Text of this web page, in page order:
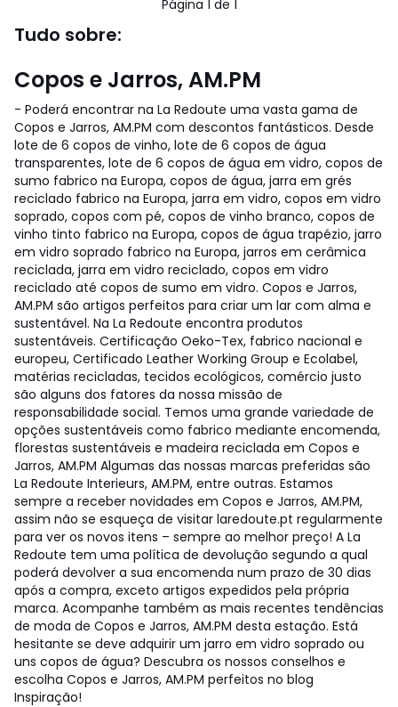
Página 1 de 1
Tudo sobre:
Copos e Jarros, AM.PM
- Poderá encontrar na La Redoute uma vasta gama de
Copos e Jarros, AM.PM com descontos fantásticos. Desde
lote de 6 copos de vinho, lote de 6 copos de água
transparentes, lote de 6 copos de água em vidro, copos de
sumo fabrico na Europa, copos de água, jarra em grés
reciclado fabrico na Europa, jarra em vidro, copos em vidro
soprado, copos com pé, copos de vinho branco, copos de
vinho tinto fabrico na Europa, copos de água trapézio, jarro
em vidro soprado fabrico na Europa, jarros em cerâmica
reciclada, jarra em vidro reciclado, copos em vidro
reciclado até copos de sumo em vidro. Copos e Jarros,
AM.PM são artigos perfeitos para criar um lar com alma e
sustentável. Na La Redoute encontra produtos
sustentáveis. Certificação Oeko-Tex, fabrico nacional e
europeu, Certificado Leather Working Group e Ecolabel,
matérias recicladas, tecidos ecológicos, comércio justo
são alguns dos fatores da nossa missão de
responsabilidade social. Temos uma grande variedade de
opções sustentáveis como fabrico mediante encomenda,
florestas sustentáveis e madeira reciclada em Copos e
Jarros, AM.PM Algumas das nossas marcas preferidas são
La Redoute Interieurs, AM.PM, entre outras. Estamos
sempre a receber novidades em Copos e Jarros, AM.PM,
assim não se esqueça de visitar laredoute.pt regularmente
para ver os novos itens – sempre ao melhor preço! A La
Redoute tem uma política de devolução segundo a qual
poderá devolver a sua encomenda num prazo de 30 dias
após a compra, exceto artigos expedidos pela própria
marca. Acompanhe também as mais recentes tendências
de moda de Copos e Jarros, AM.PM desta estação. Está
hesitante se deve adquirir um jarro em vidro soprado ou
uns copos de água? Descubra os nossos conselhos e
escolha Copos e Jarros, AM.PM perfeitos no blog
Inspiração!